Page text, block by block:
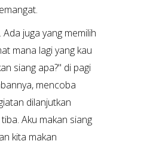
juga yang memilih
mana lagi yang kau
siang apa?" di pagi
mencoba
dilanjutkan
Aku makan siang
kita makan